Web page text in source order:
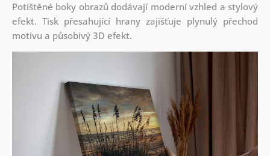
Potištěné boky obrazů dodávají moderní vzhled a stylový
efekt. Tisk přesahující hrany zajišťuje plynulý přechod
motivu a působivý 3D efekt.